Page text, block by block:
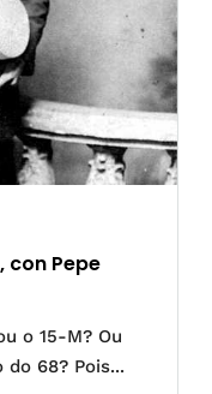
con Pepe
o 15-M? Ou
68? Pois...